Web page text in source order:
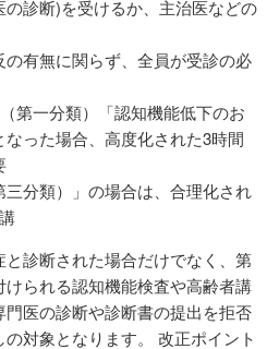
診断)を受けるか、主治医などの
有無に関らず、全員が受診の必
第一分類）「認知機能低下のお
った場合、高度化された3時間
三分類）」の場合は、合理化され
診断された場合だけでなく、第
られる認知機能検査や高齢者講
医の診断や診断書の提出を拒否
対象となります。 改正ポイント